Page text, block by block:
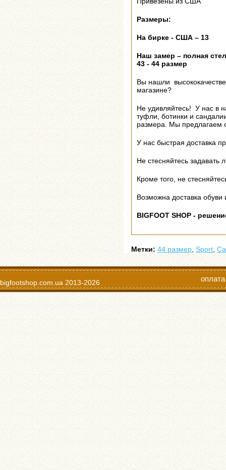
Размеры:
На бирке - США – 13
Наш замер – полная
43 - 44 размер
Вы нашли
магазине?
Не удивляйтесь! У нас в
туфли, ботинки и
размера. Мы предлагаем
У нас быстрая доставка
Не стесняйтесь
Кроме того, не
Возможна доставка обуви
BIGFOOT SHOP -
Метки: 44 размер Sport
bigfootshop.com.ua 2013-2026 оплата